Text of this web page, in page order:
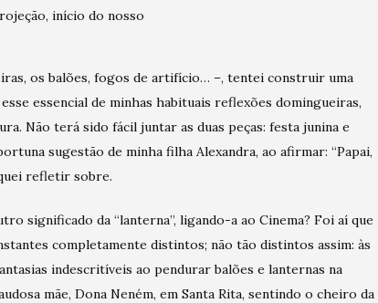
início do nosso
os balões, fogos de artifício… –, tentei construir uma
essencial de minhas habituais reflexões domingueiras,
Não terá sido fácil juntar as duas peças: festa junina e
sugestão de minha filha Alexandra, ao afirmar: “Papai,
refletir sobre.
significado da “lanterna”, ligando-a ao Cinema? Foi aí que
completamente distintos; não tão distintos assim: às
indescritíveis ao pendurar balões e lanternas na
mãe, Dona Neném, em Santa Rita, sentindo o cheiro da